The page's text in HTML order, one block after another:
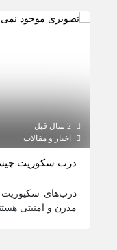
2 سال قبل
اخبار و مقالات
درب سکوریت
درب‌های سکیوریت
مدرن و امنیتی